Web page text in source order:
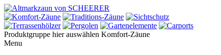
Produktgruppe hier auswählen Komfort-Zäune
Menu